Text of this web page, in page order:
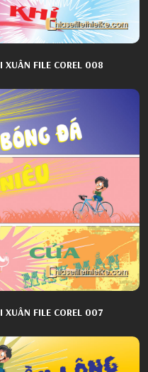
XUÂN FILE COREL 008
XUÂN FILE COREL 007